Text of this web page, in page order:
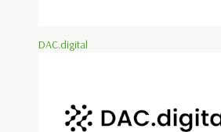
DAC.digital